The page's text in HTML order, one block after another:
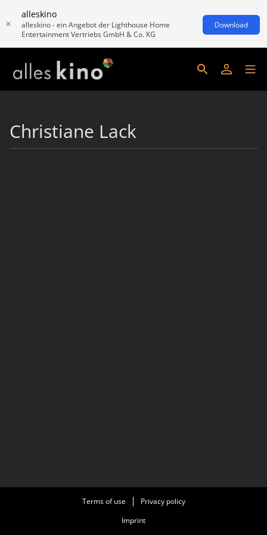
alleskino
alleskino - ein Angebot der Lighthouse Home
Entertainment Vertriebs GmbH & Co. KG
Download
Christiane Lack
Terms of use
Privacy policy
Imprint